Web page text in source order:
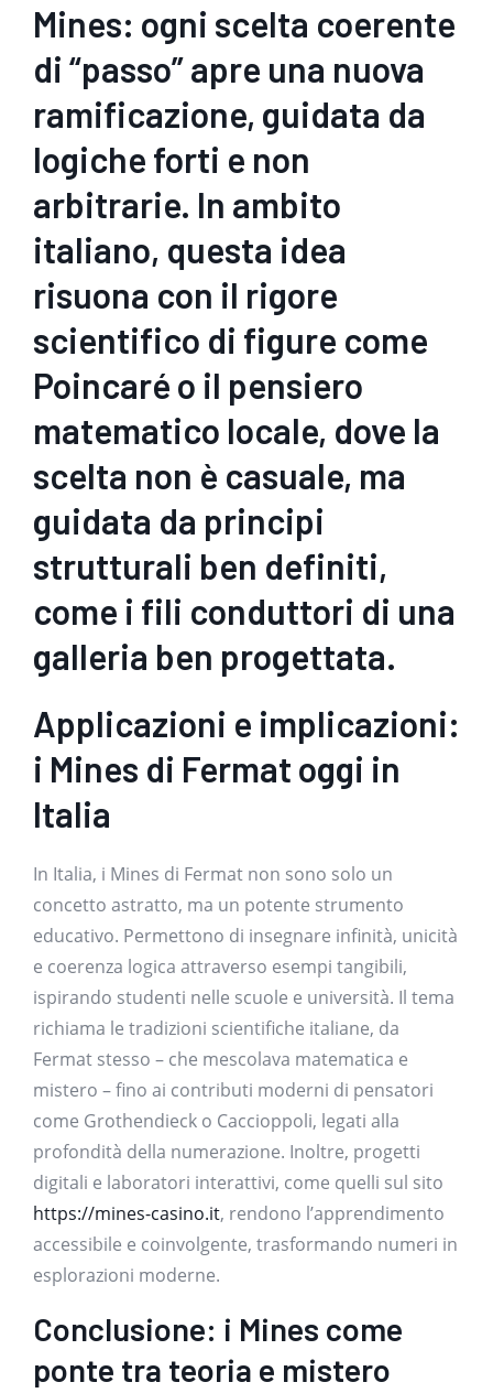
Mines: ogni scelta coerente
di “passo” apre una nuova
ramificazione, guidata da
logiche forti e non
arbitrarie. In ambito
italiano, questa idea
risuona con il rigore
scientifico di figure come
Poincaré o il pensiero
matematico locale, dove la
scelta non è casuale, ma
guidata da principi
strutturali ben definiti,
come i fili conduttori di una
galleria ben progettata.
Applicazioni e implicazioni:
i Mines di Fermat oggi in
Italia
In Italia, i Mines di Fermat non sono solo un
concetto astratto, ma un potente strumento
educativo. Permettono di insegnare infinità, unicità
e coerenza logica attraverso esempi tangibili,
ispirando studenti nelle scuole e università. Il tema
richiama le tradizioni scientifiche italiane, da
Fermat stesso – che mescolava matematica e
mistero – fino ai contributi moderni di pensatori
come Grothendieck o Caccioppoli, legati alla
profondità della numerazione. Inoltre, progetti
digitali e laboratori interattivi, come quelli sul sito
https://mines-casino.it, rendono l’apprendimento
accessibile e coinvolgente, trasformando numeri in
esplorazioni moderne.
Conclusione: i Mines come
ponte tra teoria e mistero